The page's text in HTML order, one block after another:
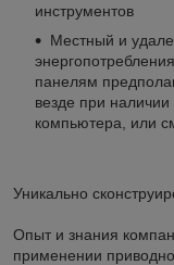
инструментов
Местный и
панелям
везде при
компьютера, или
Уникально
Опыт и знания
применении